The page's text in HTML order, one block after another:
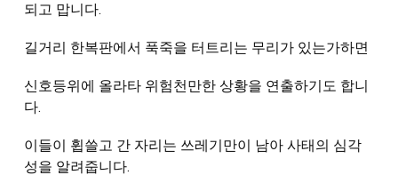
되고 맙니다.
길거리 한복판에서 푹죽을 터트리는 무리가 있는가하면
신호등위에 올라타 위험천만한 상황을 연출하기도 합니
다.
이들이 휩쓸고 간 자리는 쓰레기만이 남아 사태의 심각
성을 알려줍니다.